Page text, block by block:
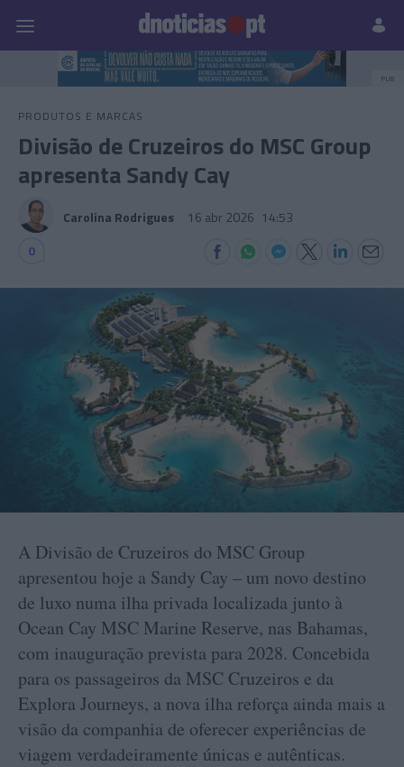
Prazeres Paisagens
PUB
PRODUTOS E MARCAS
Divisão de Cruzeiros do MSC Group
apresenta Sandy Cay
Carolina Rodrigues 16 abr 2026 14:53
0
A Divisão de Cruzeiros do MSC Group
apresentou hoje a Sandy Cay – um novo destino
de luxo numa ilha privada localizada junto à
Ocean Cay MSC Marine Reserve, nas Bahamas,
com inauguração prevista para 2028. Concebida
para os passageiros da MSC Cruzeiros e da
Explora Journeys, a nova ilha reforça ainda mais a
visão da companhia de oferecer experiências de
viagem verdadeiramente únicas e autênticas.